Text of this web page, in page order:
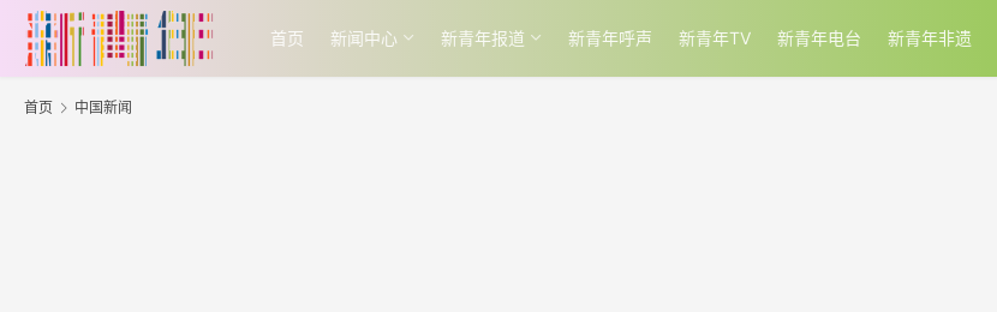
首页 新闻中心 新青年报道 新青年呼声 新青年TV 新青年电台 新青年非遗
首页 中国新闻